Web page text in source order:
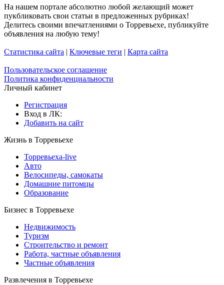
На нашем портале абсолютно любой желающий может
пукбликовать свои статьи в предложенных рубриках!
Делитесь своими впечатлениями о Торревьехе, публикуйте
объявления на любую тему!
Статистика сайта | Ключевые теги | Карта сайта
Пользовательское соглашение
Политика конфиденциальности
Личный кабинет
Регистрация
Вход в ЛК:
Добавить на сайт
Жизнь в Торревьехе
Торревьеха-live
Авто
Велосипеды, самокаты
Домашние питомцы
Образование
Бизнес в Торревьехе
Недвижимость
Туризм
Строительство и ремонт
Работа, частные объявления
Частные объявления
Развлечения в Торревьехе